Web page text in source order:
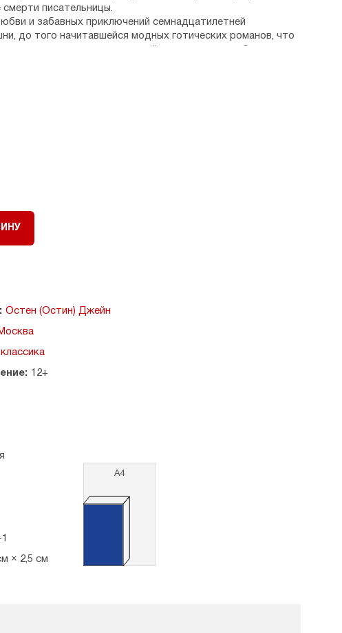
писательницы.
и забавных приключений семнадцатилетней
до того начитавшейся модных готических романов, что
к жениху в настоящий готический замок, название
Остен (Остин) Джейн
12+
× 2,5 см
А4